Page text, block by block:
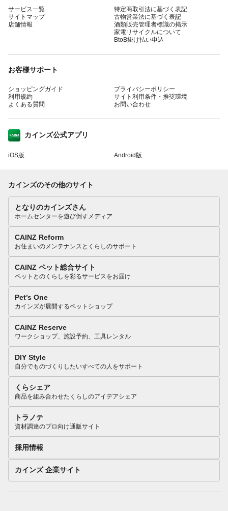
サービス一覧
サイトマップ
店舗情報
特定商取引法に基づく表記
古物営業法に基づく表記
酒類販売管理者標識の掲示
家電リサイクルについて
BtoB掛け払い申込
お客様サポート
ショッピングガイド
利用規約
よくある質問
プライバシーポリシー
サイト利用条件・推奨環境
お問い合わせ
カインズ公式アプリ
iOS版 Android版
カインズのその他のサイト
となりのカインズさん
ホームセンターを遊び倒すメディア
CAINZ Reform
お住まいのメンテナンスとくらしのサポート
CAINZ ペット総合サイト
ペットとのくらしを彩るサービスをお届け
Pet’s One
カインズが展開するペットショップ
CAINZ Reserve
ワークショップ、施設予約、工具レンタル
DIY Style
自分でものづくりしたいすべての人をサポート
くらシェア
商品を組み合わせたくらしのアイデアシェア
トラノテ
資材調達のプロ向け通販サイト
採用情報
カインズ 企業サイト